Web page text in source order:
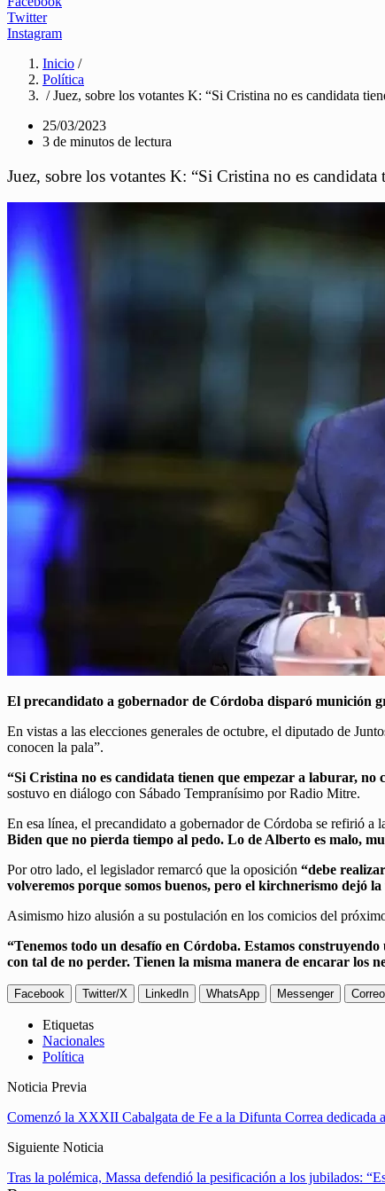
Twitter
Instagram
Inicio /
Política
/ Juez, sobre los votantes K: “Si Cristina no es candidata
25/03/2023
3 de minutos de lectura
Juez, sobre los votantes K: “Si Cristina no es
El precandidato a gobernador de Córdoba disparó munición
En vistas a las elecciones generales de octubre, el diputado de
conocen la pala”.
“Si Cristina no es candidata tienen que empezar a laburar, no
sostuvo en diálogo con Sábado Tempranísimo por Radio Mitre.
En esa línea, el precandidato a gobernador de Córdoba se refirió
Biden que no pierda tiempo al pedo. Lo de Alberto es malo,
Por otro lado, el legislador remarcó que la oposición “debe
volveremos porque somos buenos, pero el kirchnerismo dejó
Asimismo hizo alusión a su postulación en los comicios del
“Tenemos todo un desafío en Córdoba. Estamos
con tal de no perder. Tienen la misma manera de encarar los
Facebook Twitter/X LinkedIn WhatsApp Messenger
Etiquetas
Nacionales
Política
Noticia Previa
Comenzó la XXXII Cabalgata de Fe a la Difunta Correa dedicada
Siguiente Noticia
Tras la polémica, Massa defendió la pesificación a los jubilados: